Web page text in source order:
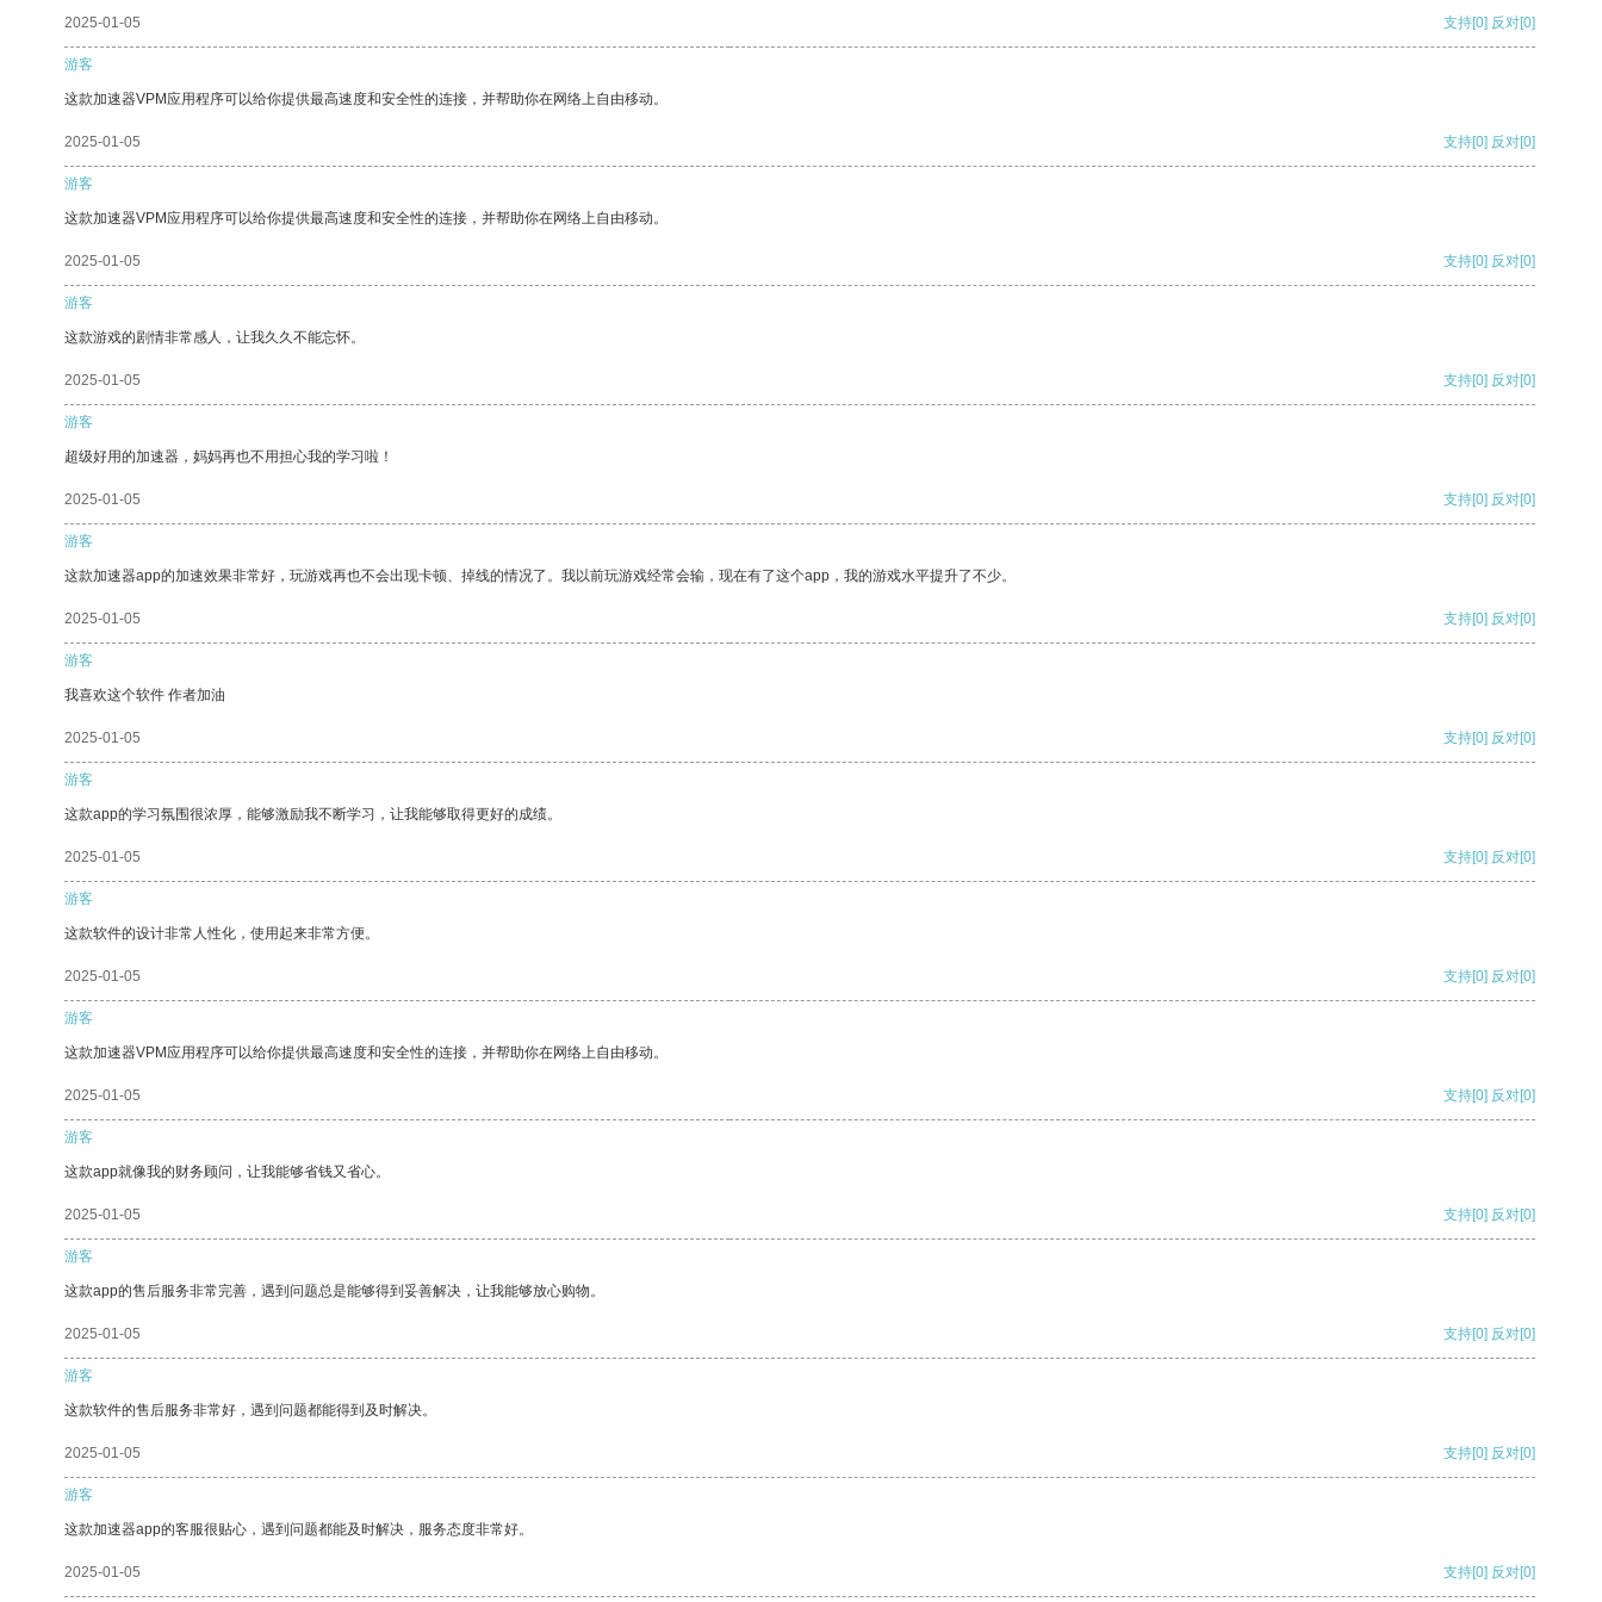
2025-01-05 支持[0] 反对[0]
游客
这款加速器VPM应用程序可以给你提供最高速度和安全性的连接，并帮助你在网络上自由移动。
2025-01-05 支持[0] 反对[0]
游客
这款加速器VPM应用程序可以给你提供最高速度和安全性的连接，并帮助你在网络上自由移动。
2025-01-05 支持[0] 反对[0]
游客
这款游戏的剧情非常感人，让我久久不能忘怀。
2025-01-05 支持[0] 反对[0]
游客
超级好用的加速器，妈妈再也不用担心我的学习啦！
2025-01-05 支持[0] 反对[0]
游客
这款加速器app的加速效果非常好，玩游戏再也不会出现卡顿、掉线的情况了。我以前玩游戏经常会输，现在有了这个app，我的游戏水平提升了不少。
2025-01-05 支持[0] 反对[0]
游客
我喜欢这个软件 作者加油
2025-01-05 支持[0] 反对[0]
游客
这款app的学习氛围很浓厚，能够激励我不断学习，让我能够取得更好的成绩。
2025-01-05 支持[0] 反对[0]
游客
这款软件的设计非常人性化，使用起来非常方便。
2025-01-05 支持[0] 反对[0]
游客
这款加速器VPM应用程序可以给你提供最高速度和安全性的连接，并帮助你在网络上自由移动。
2025-01-05 支持[0] 反对[0]
游客
这款app就像我的财务顾问，让我能够省钱又省心。
2025-01-05 支持[0] 反对[0]
游客
这款app的售后服务非常完善，遇到问题总是能够得到妥善解决，让我能够放心购物。
2025-01-05 支持[0] 反对[0]
游客
这款软件的售后服务非常好，遇到问题都能得到及时解决。
2025-01-05 支持[0] 反对[0]
游客
这款加速器app的客服很贴心，遇到问题都能及时解决，服务态度非常好。
2025-01-05 支持[0] 反对[0]